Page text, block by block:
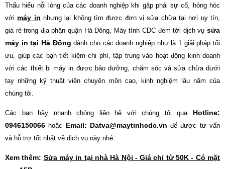
Thấu hiểu nỗi lòng của các doanh nghiệp khi gặp phải sự cố, hỏng hóc
với máy in nhưng lại không tìm được đơn vị sửa chữa tại nơi uy tín,
giá rẻ trong địa phận quận Hà Đông, Máy tính CDC đem tới dịch vụ sửa
máy in tại Hà Đông dành cho các doanh nghiệp như là 1 giải pháp tối
ưu, giúp các bạn tiết kiệm chi phí, tập trung vào hoạt động kinh doanh
với các thiết bị máy in được bảo dưỡng, chăm sóc và sửa chữa dưới
tay những kỹ thuật viên chuyên môn cao, kinh nghiệm lâu năm của
chúng tôi.
Các bạn hãy nhanh chóng liên hệ với chúng tôi qua Hotline:
0946150066 hoặc Email: Datva@maytinhcdc.vn để được tư vấn
và hỗ trợ tốt nhất về dịch vụ này nhé.
Xem thêm: Sửa máy in tại nhà Hà Nội - Giá chỉ từ 50K - Có mặt